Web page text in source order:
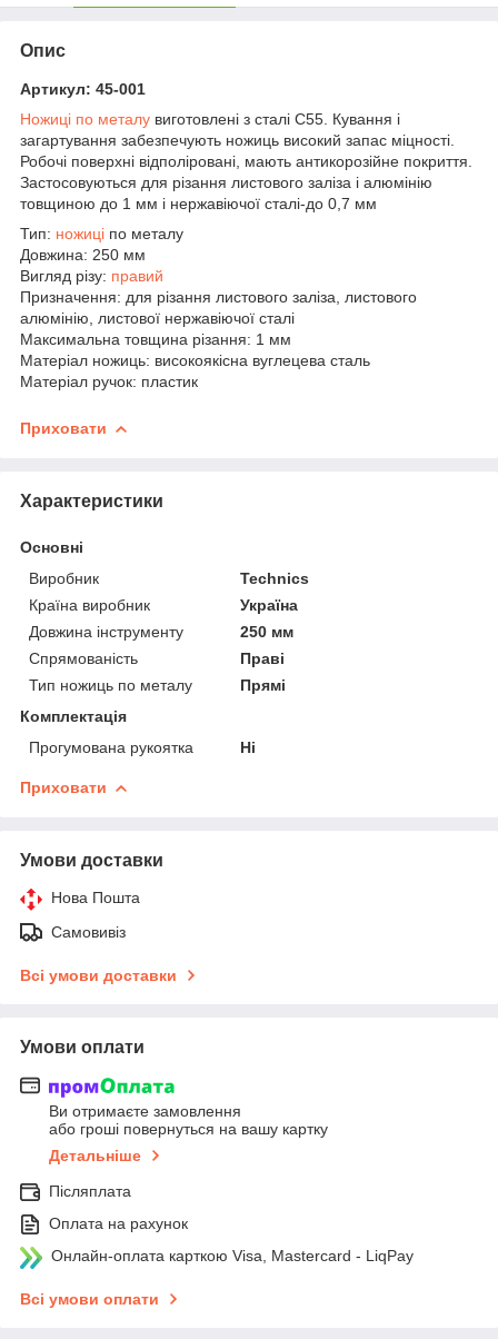
Опис
Артикул: 45-001
Ножиці по металу виготовлені з сталі С55. Кування і
загартування забезпечують ножиць високий запас міцності.
Робочі поверхні відполіровані, мають антикорозійне покриття.
Застосовуються для різання листового заліза і алюмінію
товщиною до 1 мм і нержавіючої сталі-до 0,7 мм
Тип: ножиці по металу
Довжина: 250 мм
Вигляд різу: правий
Призначення: для різання листового заліза, листового
алюмінію, листової нержавіючої сталі
Максимальна товщина різання: 1 мм
Матеріал ножиць: високоякісна вуглецева сталь
Матеріал ручок: пластик
Приховати
Характеристики
Основні
Виробник
Technics
Країна виробник
Україна
Довжина інструменту
250 мм
Спрямованість
Праві
Тип ножиць по металу
Прямі
Комплектація
Прогумована рукоятка
Ні
Приховати
Умови доставки
Нова Пошта
Самовивіз
Всі умови доставки
Умови оплати
Ви отримаєте замовлення
або гроші повернуться на вашу картку
Детальніше
Післяплата
Оплата на рахунок
Онлайн-оплата карткою Visa, Mastercard - LiqPay
Всі умови оплати